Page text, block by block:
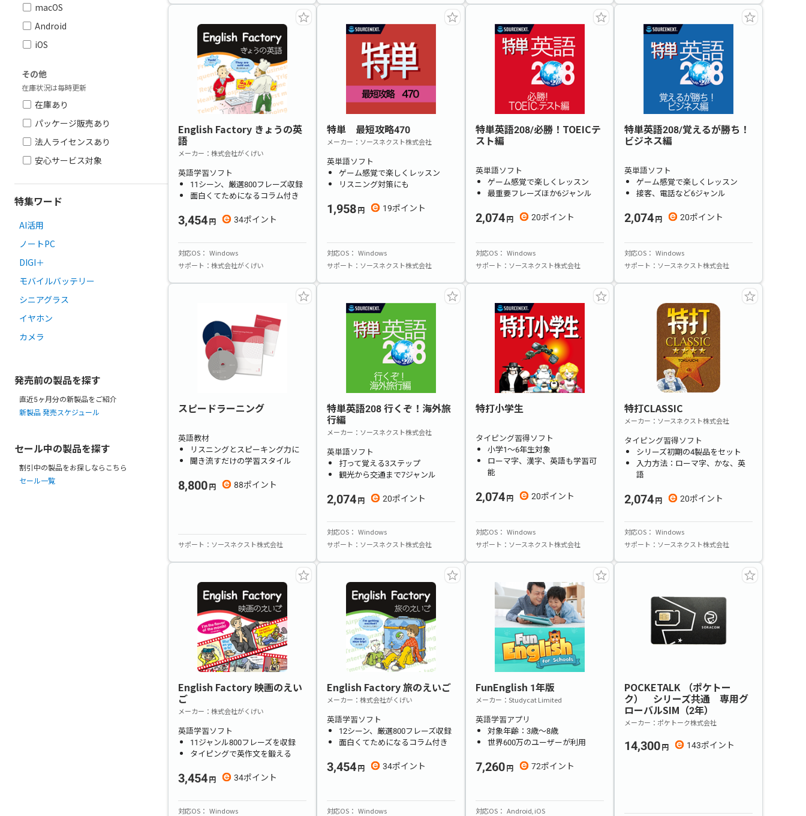
macOS
Android
iOS
その他
在庫状況は毎時更新
在庫あり
パッケージ販売あり
法人ライセンスあり
安心サービス対象
特集ワード
AI活用
ノートPC
DIGI＋
モバイルバッテリー
シニアグラス
イヤホン
カメラ
発売前の製品を探す
直近5ヶ月分の新製品をご紹介
新製品 発売スケジュール
セール中の製品を探す
割引中の製品をお探しならこちら
セール一覧
English Factory きょうの英
語
メーカー 株式会社がくげい
英語学習ソフト
11シーン、厳選800フレーズ収録
面白くてためになるコラム付き
3,454 34
対応OS
Windows
サポート
株式会社がくげい
特単 最短攻略470
メーカー ソースネクスト株式会社
英単語ソフト
ゲーム感覚で楽しくレッスン
リスニング対策にも
1,958 19
対応OS
Windows
サポート
ソースネクスト株式会社
特単英語208/必勝！TOEICテ
スト編
英単語ソフト
ゲーム感覚で楽しくレッスン
最重要フレーズほか6ジャンル
2,074 20
対応OS
Windows
サポート
ソースネクスト株式会社
特単英語208/覚えるが勝ち！
ビジネス編
英単語ソフト
ゲーム感覚で楽しくレッスン
接客、電話など6ジャンル
2,074 20
対応OS
Windows
サポート
ソースネクスト株式会社
スピードラーニング
英語教材
リスニングとスピーキング力に
聞き流すだけの学習スタイル
8,800 88
サポート ソースネクスト株式会社
特単英語208 行くぞ！海外旅
行編
メーカー ソースネクスト株式会社
英単語ソフト
打って覚える3ステップ
観光から交通まで7ジャンル
2,074 20
対応OS
Windows
サポート
ソースネクスト株式会社
特打小学生
タイピング習得ソフト
小学1～6年生対象
ローマ字、漢字、英語も学習可
能
2,074 20
対応OS
Windows
サポート
ソースネクスト株式会社
特打CLASSIC
メーカー ソースネクスト株式会社
タイピング習得ソフト
シリーズ初期の4製品をセット
入力方法：ローマ字、かな、英
語
2,074 20
対応OS
Windows
サポート
ソースネクスト株式会社
English Factory 映画のえい
ご
メーカー 株式会社がくげい
英語学習ソフト
11ジャンル800フレーズを収録
タイピングで英作文を鍛える
3,454 34
対応OS
Windows
English Factory 旅のえいご
メーカー 株式会社がくげい
英語学習ソフト
12シーン、厳選800フレーズ収録
面白くてためになるコラム付き
3,454 34
対応OS
Windows
FunEnglish 1年版
メーカー Studycat Limited
英語学習アプリ
対象年齢：3歳～8歳
世界600万のユーザーが利用
7,260 72
対応OS Android iOS
POCKETALK （ポケトー
ク） シリーズ共通 専用グ
ローバルSIM（2年）
メーカー ポケトーク株式会社
14,300 143